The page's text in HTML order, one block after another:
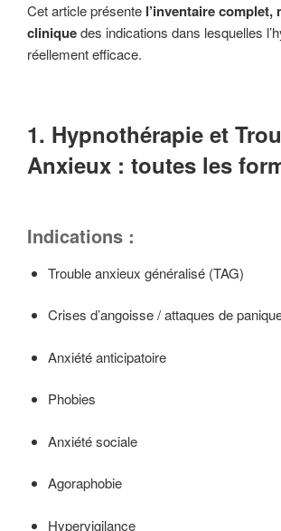
Cet article présente l’inventaire complet,
cliniquedes indications dans lesquelles
réellement efficace.
1. Hypnothérapie et
Anxieux : toutes les
Indications :
Trouble anxieux généralisé (TAG)
Crises d’angoisse / attaques de
Anxiété anticipatoire
Phobies
Anxiété sociale
Agoraphobie
Hypervigilance